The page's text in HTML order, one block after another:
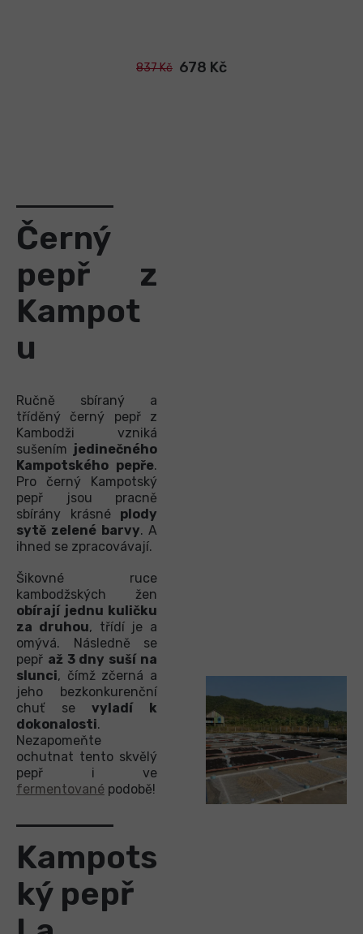
837 Kč 678 Kč
Černý
pepř z
Kampot
u
Ručně sbíraný a
tříděný černý pepř z
Kambodži vzniká
sušením jedinečného
Kampotského pepře.
Pro černý Kampotský
pepř jsou pracně
sbírány krásné plody
sytě zelené barvy. A
ihned se zpracovávají.
Šikovné ruce
kambodžských žen
obírají jednu kuličku
za druhou, třídí je a
omývá. Následně se
pepř až 3 dny suší na
slunci, čímž zčerná a
jeho bezkonkurenční
chuť sevyladí k
dokonalosti.
Nezapomeňte
ochutnat tento skvělý
pepř i ve
fermentované podobě!
Kampots
ký pepř